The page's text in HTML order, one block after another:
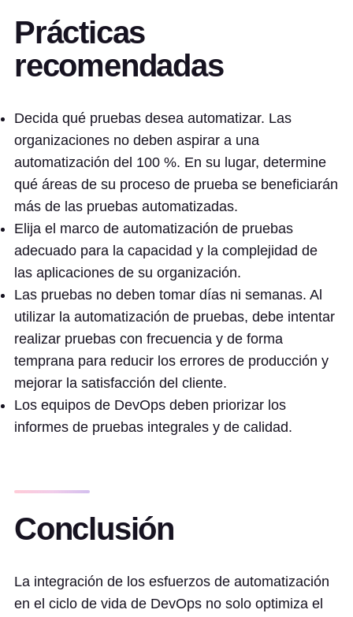
Prácticas
recomendadas
Decida qué pruebas desea automatizar. Las
organizaciones no deben aspirar a una
automatización del 100 %. En su lugar, determine
qué áreas de su proceso de prueba se beneficiarán
más de las pruebas automatizadas.
Elija el marco de automatización de pruebas
adecuado para la capacidad y la complejidad de
las aplicaciones de su organización.
Las pruebas no deben tomar días ni semanas. Al
utilizar la automatización de pruebas, debe intentar
realizar pruebas con frecuencia y de forma
temprana para reducir los errores de producción y
mejorar la satisfacción del cliente.
Los equipos de DevOps deben priorizar los
informes de pruebas integrales y de calidad.
Conclusión
La integración de los esfuerzos de automatización
en el ciclo de vida de DevOps no solo optimiza el